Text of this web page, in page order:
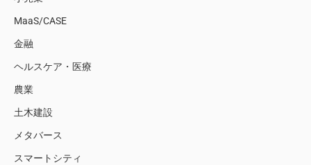
MaaS/CASE
金融
ヘルスケア・医療
農業
土木建設
メタバース
スマートシティ